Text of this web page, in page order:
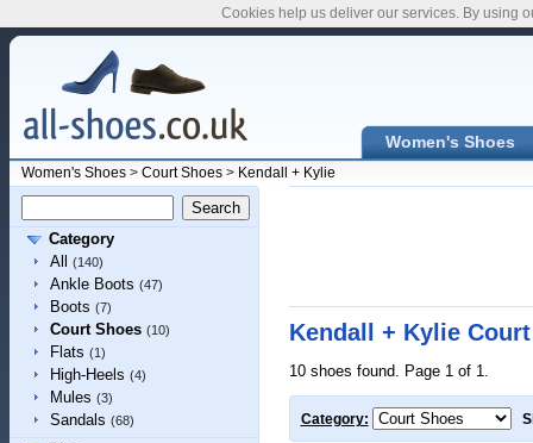
Women's Shoes
Women's Shoes> Court Shoes> Kendall + Kylie
Category
All
(140)
Ankle Boots (47)
Boots (7)
Court Shoes (10)
Flats (1)
High-Heels (4)
Mules (3)
Sandals (68)
Kendall + Kylie
10 shoes found. Page 1 of 1.
Category:
Cookies help us deliver our services. By using